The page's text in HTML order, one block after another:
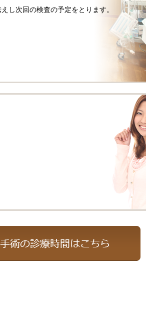
し次回の検査の予定をとります。